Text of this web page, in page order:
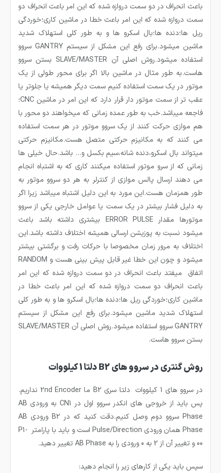
باعث انحراف در دو سمت دروازه شده که این امر باعث انحراف دو
سمت دروازه شده که این امر باعث خطا در ماشین کاری؛خوردگی
ریل ها؛دنده ها؛بال اسکرو ها و به طور کلی استهلاک شدید
ماشین میشود.برای رفع این مشکل از سیستم GANTRY سروو
استفاده میشود.روش اصلی آن SLAVE/MASTER بستن سروو
هاست.به طور مثال در ماشین بالا اگر برای محور طولی از یک
موتور در یک سمت استفاده کنیم سمت دیگر همیشه یا جلوتر یا
عقب تر از سمت موتور دار قرار دارد که این امر در ماشین CNC؛
فاجعه میباشد.خب به طور عمده زمانی که میخواهند دو محور با
هم موازی حرکت کنند از یک سروو موتور در هر سمت استفاده
می کنند که به مکانیزم حرکتی متصل هست.مکانیزم حرکتی
میتواند بال اسکرو،دنده شانه،سیم بکسل و… باشد.حال خیلی ها
زمانی که از سرو موتور استفاده میکنند کاری که به اشتباه انجام
می دهند ارسال پالس موازی از کنترلر به هر دو سروو موتور به
طور همزمان هست.این مورد به این دلیل اشتباه میباشد زیرا اگر
به دلیل فشار بیشتر در یک سمت یا عوامل خارجی یکی از سروو
موتورها مقدار ERROR PULSE بیشتری داشته باشد باعث
میشود نسبت به پوزیشن ارسالی همیشه اختلاف داشته باشد.این
اختلاف به مرور زمان مخصوصا با حرکات رفت و برگشتی بیشتر
میشود و چون این خطا غیر قابل پیش بینی هست و RANDOM
اتفاق میفتد باعث انحراف در دو سمت دروازه شده که این امر
باعث انحراف دو سمت دروازه شده که این امر باعث خطا در
ماشین کاری؛خوردگی ریل ها؛دنده ها؛بال اسکرو ها و به طور کلی
استهلاک شدید ماشین میشود.برای رفع این مشکل از سیستم
GANTRY سروو استفاده میشود.روش اصلی آن SLAVE/MASTER
بستن سروو هاست.
روش گنتری در سروو های B2 دلتا 1 کیلووات
در سروو های 1 کیلووات دلتا سری B2 ما 2nd Encoder نداریم.
پس باید از خروجی های انکدر سروو اول در CN1 به ورودی AB
Phase سروو دوم وصل کنیم.دقت کنید که در B2 ورودی ‌AB
Phase همان ورودی Pulse/Direction است و باید با پارامتر P1-
00 و تغییر آن از 2 به 0 ورودی را به AB Phase تغییر دهید.
سپس باید یکی از کارهای زیر را انجام دهید: